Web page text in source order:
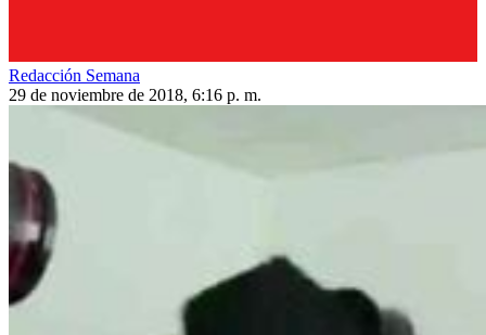
Redacción Semana
29 de noviembre de 2018, 6:16 p. m.